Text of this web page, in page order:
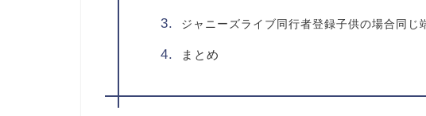
ジャニーズライブ同行者登録子供の場合同じ
まとめ